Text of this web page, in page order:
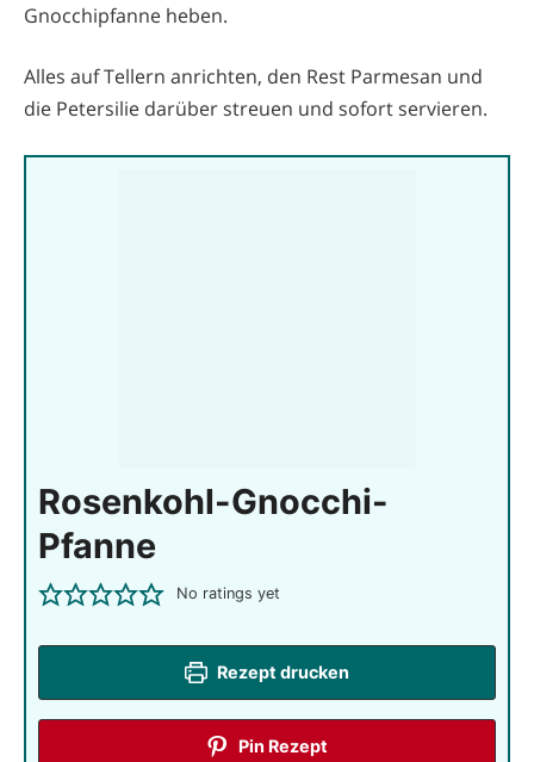
Gnocchipfanne heben.
Alles auf Tellern anrichten, den Rest Parmesan und
die Petersilie darüber streuen und sofort servieren.
Rosenkohl-Gnocchi-
Pfanne
No ratings yet
Rezept drucken
Pin Rezept